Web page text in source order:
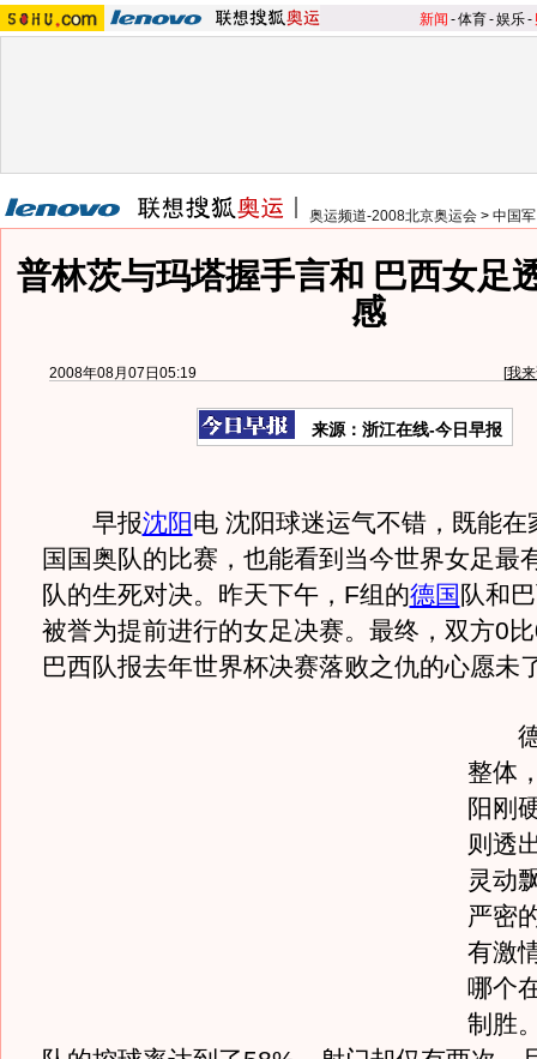
新闻 -体育-娱乐-
奥运频道-2008北京奥运会 > 中国
普林茨与玛塔握手言和 巴西女足
感
2008年08月07日05:19 [我
来源：浙江在线-今日早报
早报沈阳电 沈阳球迷运气不错，既能在
国国奥队的比赛，也能看到当今世界女足最
队的生死对决。昨天下午，F组的德国 队和
被誉为提前进行的女足决赛。最终，双方0
巴西队报去年世界杯决赛落败之仇的心愿未
德
整体
阳刚
则透
灵动
严密
有激
哪个
制胜